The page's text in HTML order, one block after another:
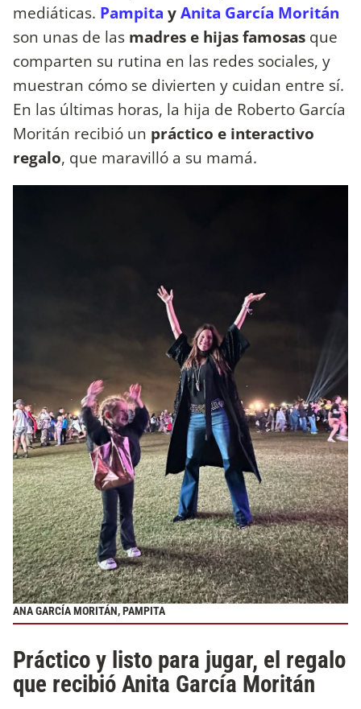
mediáticas. Pampita yAnita García Moritán
son unas de las madres e hijas famosas que
comparten su rutina en las redes sociales, y
muestran cómo se divierten y cuidan entre sí.
En las últimas horas, la hija de Roberto García
Moritán recibió un práctico e interactivo
regalo, que maravilló a su mamá.
ANA GARCÍA MORITÁN, PAMPITA
Práctico y listo para jugar, el regalo
que recibió Anita García Moritán